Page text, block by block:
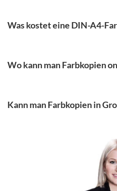
Was kostet eine DIN-A4-
Wo kann man Farbkopien
Kann man Farbkopien in